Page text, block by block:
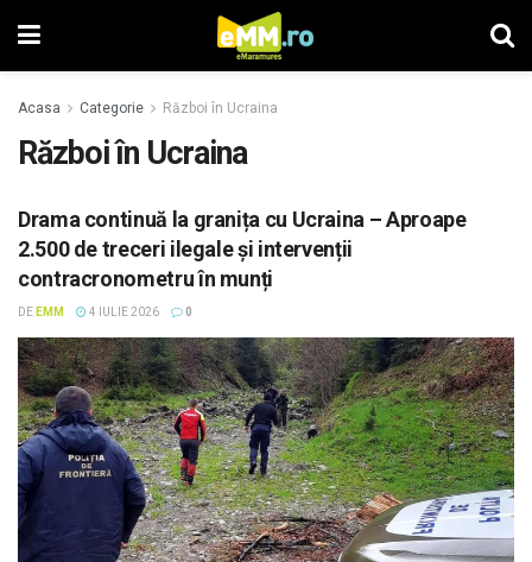
Acasa Categorie Război în Ucraina
Război în Ucraina
Drama continuă la granița cu Ucraina – Aproape
2.500 de treceri ilegale și intervenții
contracronometru în munți
DE EMM 4 IULIE 2026 0